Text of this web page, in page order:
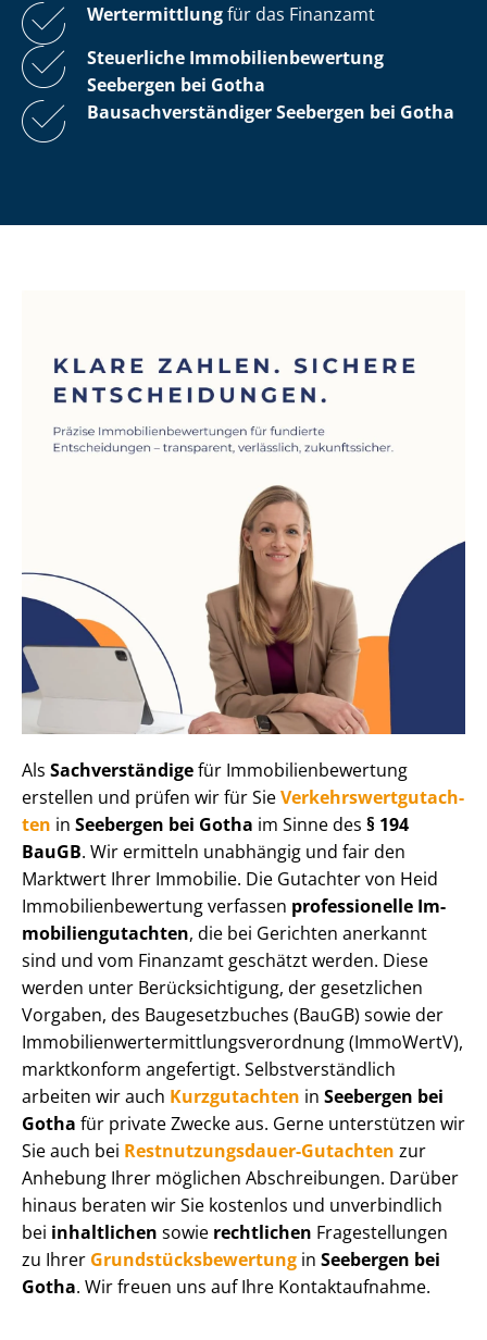
Wertermittlungfür das Finanzamt
Steuerliche Im­mo­bi­li­en­be­wer­tung
Seebergen bei Gotha
Bau­sach­ver­stän­di­ger Seebergen bei Gotha
Als Sachverständigefür Im­mo­bi­li­en­be­wer­tung
erstellen und prüfen wir für SieVer­kehrs­wert­gut­ach­
ten in Seebergen bei Gotha im Sinne des § 194
BauGB. Wir ermitteln unabhängig und fair den
Marktwert Ihrer Immobilie. Die Gutachter von Heid
Im­mo­bi­li­en­be­wer­tung verfassen professionelle Im­
mo­bi­li­en­gut­ach­ten, die bei Gerichten anerkannt
sind und vom Finanzamt geschätzt werden. Diese
werden unter Be­rück­sich­ti­gung, der gesetzlichen
Vorgaben, des Baugesetzbuches (BauGB) sowie der
Im­mo­bi­li­en­wert­ermitt­lungs­ver­ord­nung (ImmoWertV),
marktkonform angefertigt. Selbst­ver­ständ­lich
arbeiten wir auch Kurzgutachten in Seebergen bei
Gotha für private Zwecke aus. Gerne unterstützen wir
Sie auch bei Rest­nut­zungs­dau­er-Gutachten zur
Anhebung Ihrer möglichen Abschreibungen. Darüber
hinaus beraten wir Sie kostenlos und unverbindlich
bei inhaltlichen sowie rechtlichen Fragestellungen
zu Ihrer Grund­stücks­be­wer­tung in Seebergen bei
Gotha. Wir freuen uns auf Ihre Kontaktaufnahme.